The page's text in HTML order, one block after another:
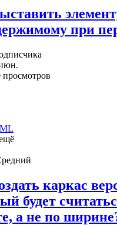
при
просмотров
каркас
будет
а не по